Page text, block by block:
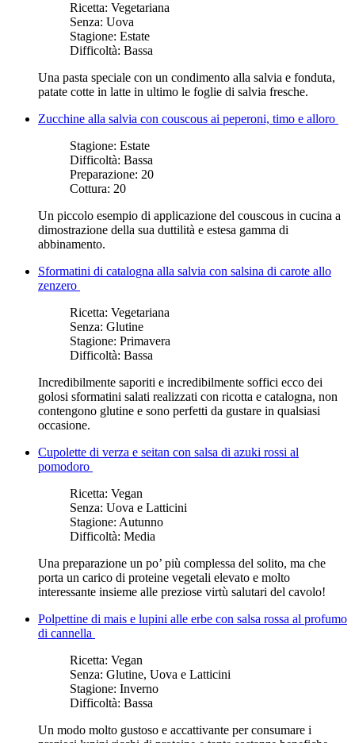
Ricetta: Vegetariana
Senza: Uova
Stagione: Estate
Difficoltà: Bassa
Una pasta speciale con un condimento alla salvia e fonduta,
patate cotte in latte in ultimo le foglie di salvia fresche.
Zucchine alla salvia con couscous ai peperoni, timo e alloro
Stagione: Estate
Difficoltà: Bassa
Preparazione: 20
Cottura: 20
Un piccolo esempio di applicazione del couscous in cucina a
dimostrazione della sua duttilità e estesa gamma di
abbinamento.
Sformatini di catalogna alla salvia con salsina di carote allo
zenzero
Ricetta: Vegetariana
Senza: Glutine
Stagione: Primavera
Difficoltà: Bassa
Incredibilmente saporiti e incredibilmente soffici ecco dei
golosi sformatini salati realizzati con ricotta e catalogna, non
contengono glutine e sono perfetti da gustare in qualsiasi
occasione.
Cupolette di verza e seitan con salsa di azuki rossi al
pomodoro
Ricetta: Vegan
Senza: Uova e Latticini
Stagione: Autunno
Difficoltà: Media
Una preparazione un po’ più complessa del solito, ma che
porta un carico di proteine vegetali elevato e molto
interessante insieme alle preziose virtù salutari del cavolo!
Polpettine di mais e lupini alle erbe con salsa rossa al profumo
di cannella
Ricetta: Vegan
Senza: Glutine, Uova e Latticini
Stagione: Inverno
Difficoltà: Bassa
Un modo molto gustoso e accattivante per consumare i